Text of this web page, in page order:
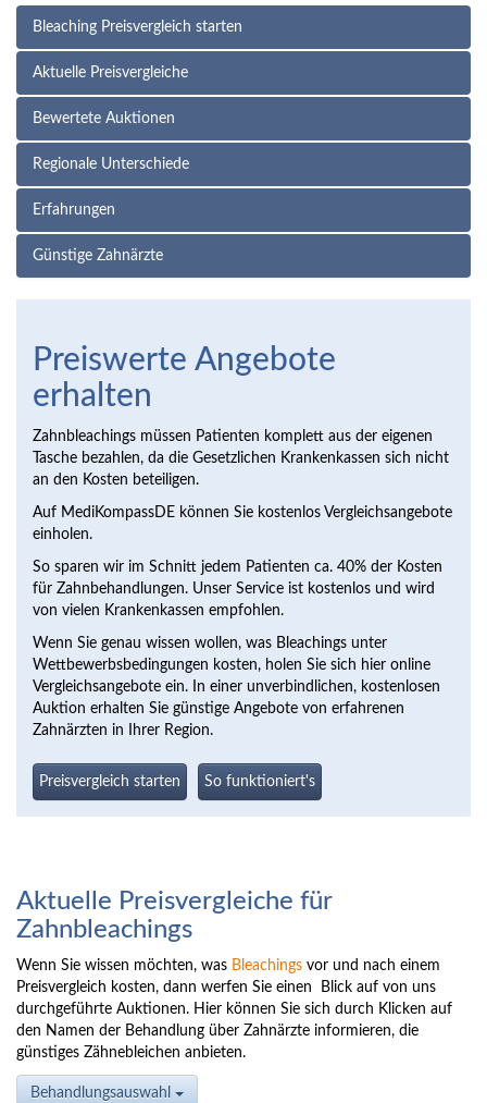
Bleaching Preisvergleich starten
Aktuelle Preisvergleiche
Bewertete Auktionen
Regionale Unterschiede
Erfahrungen
Günstige Zahnärzte
Preiswerte Angebote
erhalten
Zahnbleachings müssen Patienten komplett aus der eigenen
Tasche bezahlen, da die Gesetzlichen Krankenkassen sich nicht
an den Kosten beteiligen.
Auf MediKompassDE können Sie kostenlos Vergleichsangebote
einholen.
So sparen wir im Schnitt jedem Patienten ca. 40% der Kosten
für Zahnbehandlungen. Unser Service ist kostenlos und wird
von vielen Krankenkassen empfohlen.
Wenn Sie genau wissen wollen, was Bleachings unter
Wettbewerbsbedingungen kosten, holen Sie sich hier online
Vergleichsangebote ein. In einer unverbindlichen, kostenlosen
Auktion erhalten Sie günstige Angebote von erfahrenen
Zahnärzten in Ihrer Region.
Preisvergleich starten So funktioniert's
Aktuelle Preisvergleiche für
Zahnbleachings
Wenn Sie wissen möchten, was Bleachings vor und nach einem
Preisvergleich kosten, dann werfen Sie einen Blick auf von uns
durchgeführte Auktionen. Hier können Sie sich durch Klicken auf
den Namen der Behandlung über Zahnärzte informieren, die
günstiges Zähnebleichen anbieten.
Behandlungsauswahl